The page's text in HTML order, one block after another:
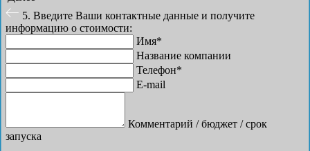
5. Введите Ваши контактные данные и получите
информацию о стоимости:
Имя*
Название компании
Телефон*
E-mail
Комментарий / бюджет / срок
запуска